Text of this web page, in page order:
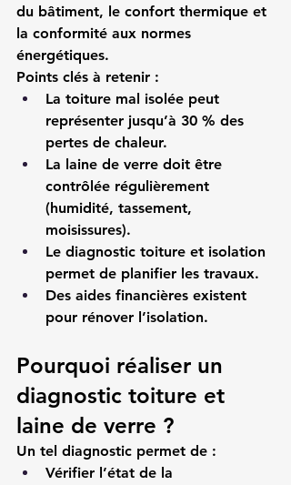
du bâtiment, le confort thermique et
la conformité aux normes
énergétiques.
Points clés à retenir :
La toiture mal isolée peut
représenter jusqu’à 30 % des
pertes de chaleur.
La laine de verre doit être
contrôlée régulièrement
(humidité, tassement,
moisissures).
Le diagnostic toiture et isolation
permet de planifier les travaux.
Des aides financières existent
pour rénover l’isolation.
Pourquoi réaliser un
diagnostic toiture et
laine de verre ?
Un tel diagnostic permet de :
Vérifier l’état de la